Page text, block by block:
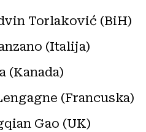
Torlaković (BiH)
(Italija)
(Kanada)
(Francuska)
Gao (UK)